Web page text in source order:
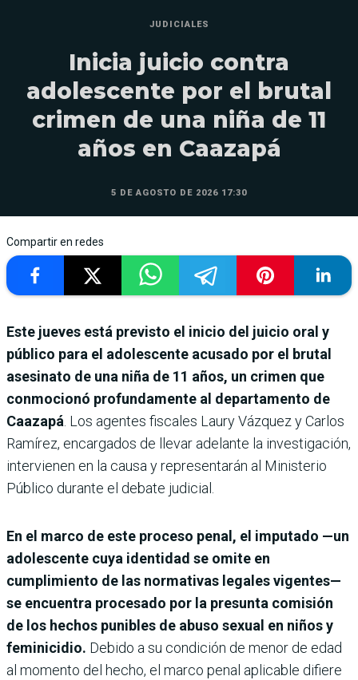
JUDICIALES
Inicia juicio contra
adolescente por el brutal
crimen de una niña de 11
años en Caazapá
5 DE AGOSTO DE 2026 17:30
Compartir en redes
Este jueves está previsto el inicio del juicio oral y
público para el adolescente acusado por el brutal
asesinato de una niña de 11 años, un crimen que
conmocionó profundamente al departamento de
Caazapá. Los agentes fiscales Laury Vázquez y Carlos
Ramírez, encargados de llevar adelante la investigación,
intervienen en la causa y representarán al Ministerio
Público durante el debate judicial.
En el marco de este proceso penal, el imputado —un
adolescente cuya identidad se omite en
cumplimiento de las normativas legales vigentes—
se encuentra procesado por la presunta comisión
de los hechos punibles de abuso sexual en niños y
feminicidio. Debido a su condición de menor de edad
al momento del hecho, el marco penal aplicable difiere